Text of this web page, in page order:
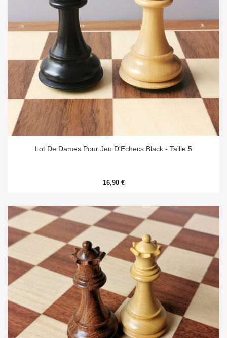
Lot De Dames Pour Jeu D'Echecs Black - Taille 5
16,90 €